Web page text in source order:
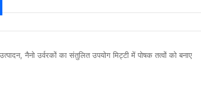
नैनो उर्वरकों का संतुलित उपयोग मिट्टी में पोषक तत्वों को बनाए